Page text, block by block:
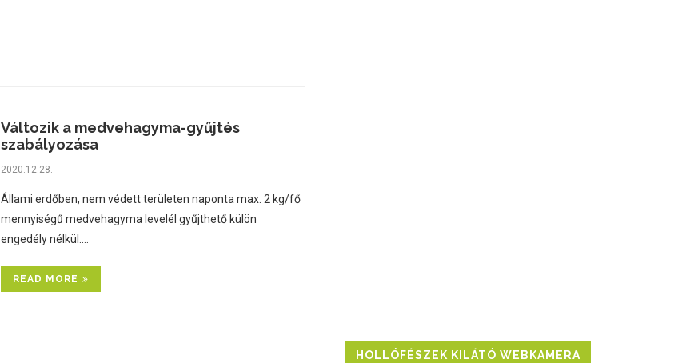
Változik a medvehagyma-gyűjtés
szabályozása
2020.12.28.
Állami erdőben, nem védett területen naponta max. 2 kg/fő
mennyiségű medvehagyma levelél gyűjthető külön
engedély nélkül.…
READ MORE
HOLLÓFÉSZEK KILÁTÓ WEBKAMERA